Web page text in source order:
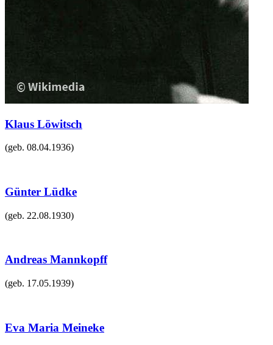
Klaus Löwitsch
(geb. 08.04.1936)
Günter Lüdke
(geb. 22.08.1930)
Andreas Mannkopff
(geb. 17.05.1939)
Eva Maria Meineke